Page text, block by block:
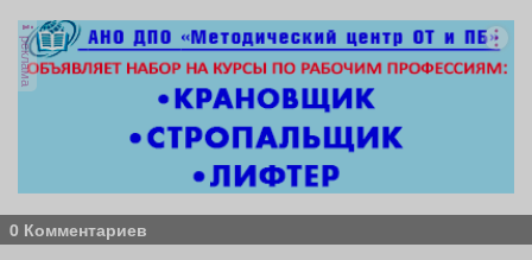
реклама
0 Комментариев